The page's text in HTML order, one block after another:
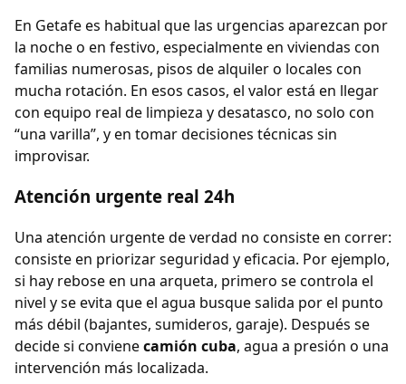
En Getafe es habitual que las urgencias aparezcan por
la noche o en festivo, especialmente en viviendas con
familias numerosas, pisos de alquiler o locales con
mucha rotación. En esos casos, el valor está en llegar
con equipo real de limpieza y desatasco, no solo con
“una varilla”, y en tomar decisiones técnicas sin
improvisar.
Atención urgente real 24h
Una atención urgente de verdad no consiste en correr:
consiste en priorizar seguridad y eficacia. Por ejemplo,
si hay rebose en una arqueta, primero se controla el
nivel y se evita que el agua busque salida por el punto
más débil (bajantes, sumideros, garaje). Después se
decide si convienecamión cuba, agua a presión o una
intervención más localizada.